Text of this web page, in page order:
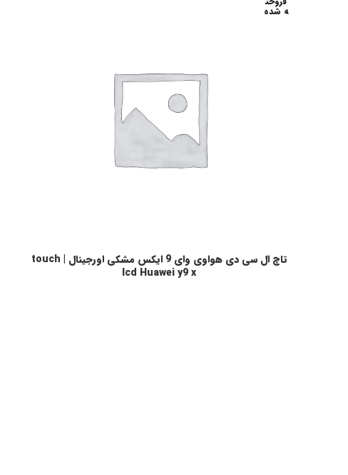
ه شده
اطلاعات بیشتر
تاچ ال سی دی هواوی وای 9 ایکس مشکی اورجینال | touch
lcd Huawei y9 x